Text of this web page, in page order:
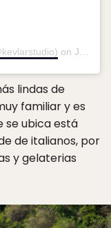
on Jun 25, 2018 at 11:55am PDT
lindas de
familiar y es
se ubica está
de italianos, por
y gelaterias